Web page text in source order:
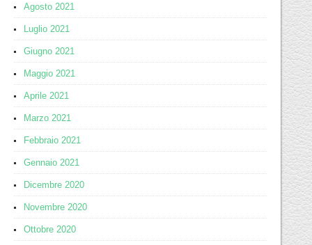
Agosto 2021
Luglio 2021
Giugno 2021
Maggio 2021
Aprile 2021
Marzo 2021
Febbraio 2021
Gennaio 2021
Dicembre 2020
Novembre 2020
Ottobre 2020